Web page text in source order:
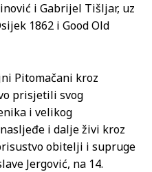
i Gabrijel Tišljar, uz
1862 i Good Old
Pitomačani kroz
prisjetili svog
i velikog
i dalje živi kroz
obitelji i supruge
Jergović, na 14.